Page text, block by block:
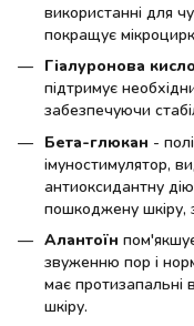
використанні для
покращує
Гіалуронова
підтримує
забезпечуючи
Бета-глюкан -
імуностимулятор,
антиоксидантну
пошкоджену шкіру,
Алантоїн
звуженню пор і
має протизапальні
шкіру.